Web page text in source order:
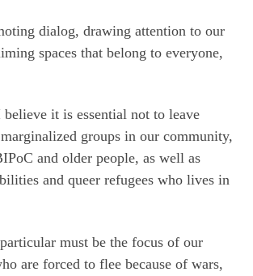
dialog, drawing attention to our
spaces that belong to everyone,
it is essential not to leave
groups in our community,
and older people, as well as
and queer refugees who lives in
must be the focus of our
are forced to flee because of wars,